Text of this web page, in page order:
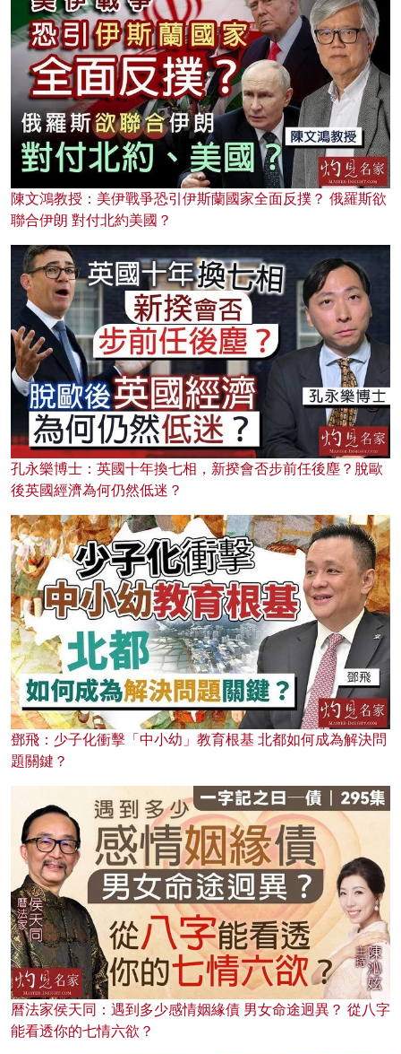
陳文鴻教授：美伊戰爭恐引伊斯蘭國家全面反撲？ 俄羅斯欲
聯合伊朗 對付北約美國？
孔永樂博士：英國十年換七相，新揆會否步前任後塵？脫歐
後英國經濟為何仍然低迷？
鄧飛：少子化衝擊「中小幼」教育根基 北都如何成為解決問
題關鍵？
曆法家侯天同：遇到多少感情姻緣債 男女命途迥異？ 從八字
能看透你的七情六欲？